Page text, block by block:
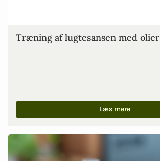
Træning af lugtesansen med olier
Læs mere